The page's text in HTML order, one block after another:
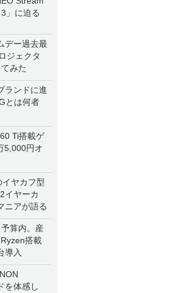
」に迫る
デー過去最
ジェクタ
みた
ランドに進
とは何者
Ti搭載ゲ
5,000円オ
イヤカフ型
イヤーカ
ニアが語る
算内。産
搭載
導入
を体感し